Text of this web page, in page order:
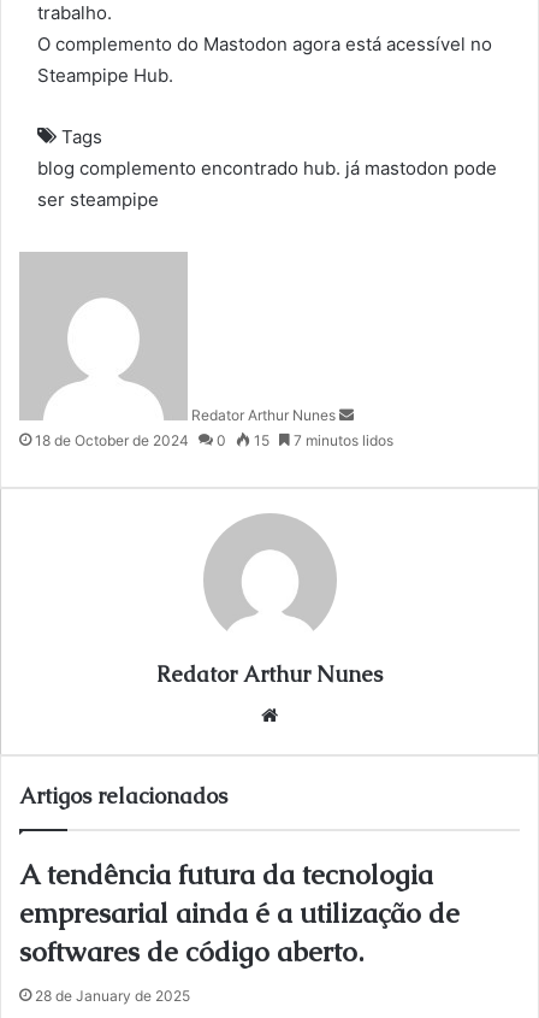
trabalho.
O complemento do Mastodon agora está acessível no
Steampipe Hub.
Tags
blog complemento encontrado hub. já mastodon pode
ser steampipe
Redator Arthur Nunes
m
i
18 de October de 2024 0 15 7 minutos lidos
Redator Arthur Nunes
Artigos relacionados
A tendência futura da tecnologia
empresarial ainda é a utilização de
softwares de código aberto.
28 de January de 2025